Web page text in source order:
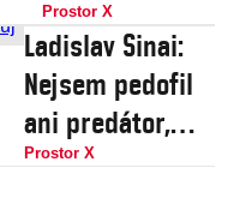
po mně v
začátcích
házeli sklo a
říkali, že dělám
feťáckou
Prostor X
Ladislav Sinai:
Nejsem pedofil
ani predátor,
chtěli mě zničit,
Prostor X